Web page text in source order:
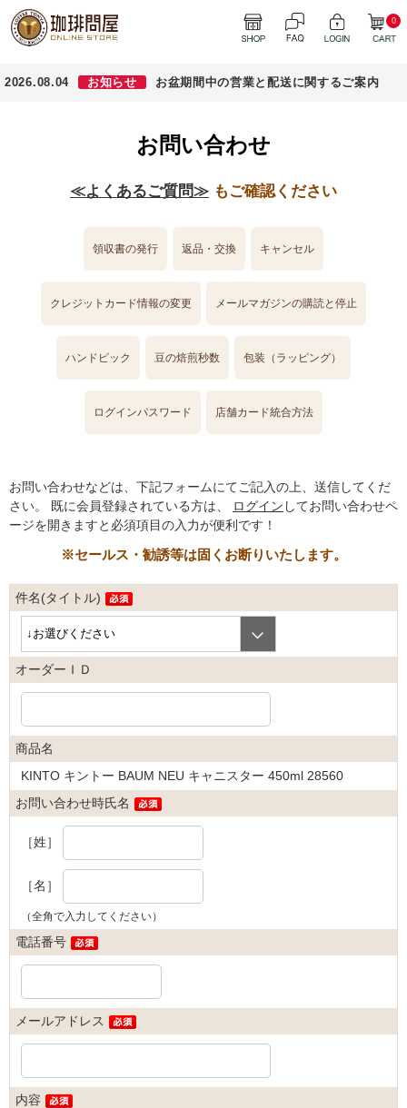
0
2026.08.04 お知らせ お盆期間中の営業と配送に関するご案内
お問い合わせ
≪よくあるご質問≫ もご確認ください
領収書の発行 返品・交換 キャンセル
クレジットカード情報の変更 メールマガジンの購読と停止
ハンドピック 豆の焙煎秒数 包装（ラッピング）
ログインパスワード 店舗カード統合方法
お問い合わせなどは、下記フォームにてご記入の上、送信してくだ
さい。
既に会員登録されている方は、 ログイン してお問い合わせペ
ージを開きますと必須項目の入力が便利です！
※セールス・勧誘等は固くお断りいたします。
件名(タイトル)
オーダーＩＤ
商品名
KINTO キントー BAUM NEU キャニスター 450ml 28560
お問い合わせ時氏名
［姓］
［名］
（全角で入力してください）
電話番号
メールアドレス
内容